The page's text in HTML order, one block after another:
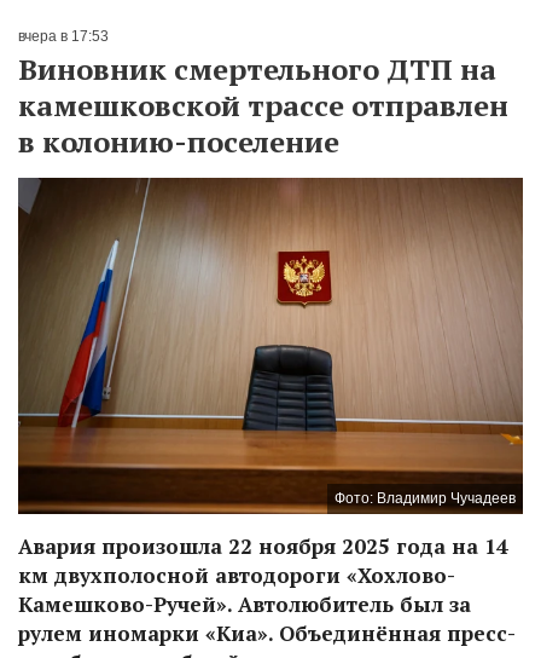
вчера в 17:53
Виновник смертельного ДТП на
камешковской трассе отправлен
в колонию-поселение
Фото: Владимир Чучадеев
Авария произошла 22 ноября 2025 года на 14
км двухполосной автодороги «Хохлово-
Камешково-Ручей». Автолюбитель был за
рулем иномарки «Киа». Объединённая пресс-